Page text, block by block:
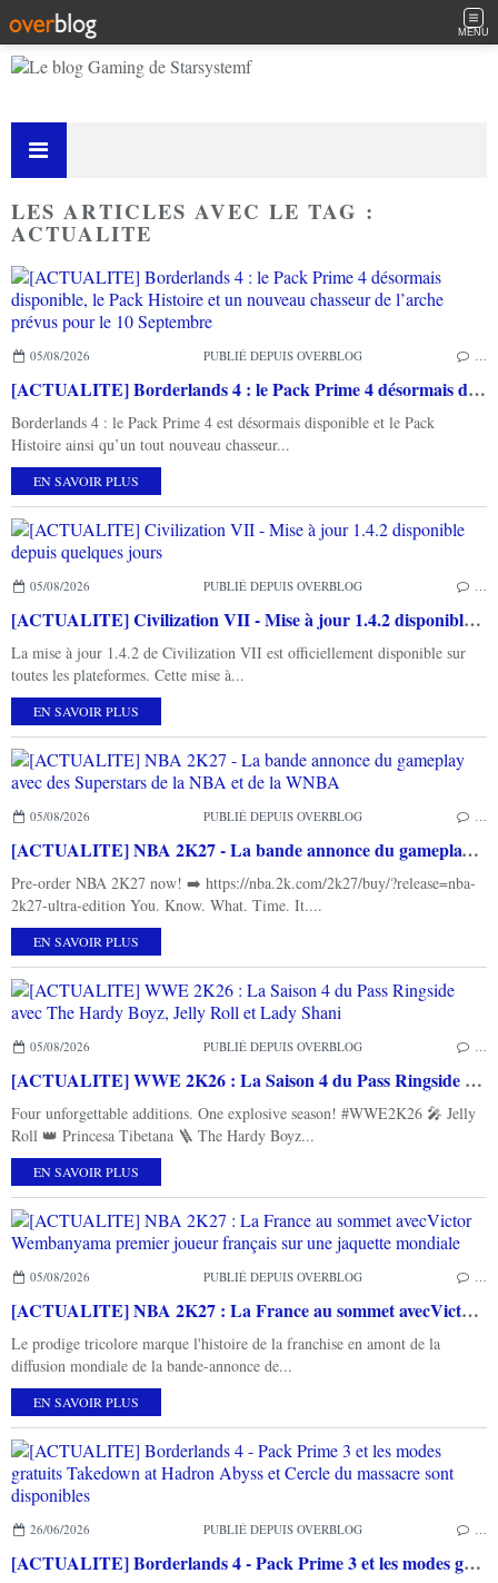
MENU
LES ARTICLES AVEC LE TAG :
ACTUALITE
05/08/2026 PUBLIÉ DEPUIS OVERBLOG
[ACTUALITE] Borderlands 4 : le Pack Prime 4 désormais disponible, le Pack Histoire et un nouveau chasseur de l’arche prévus pour le 10 Septembre
Borderlands 4 : le Pack Prime 4 est désormais disponible et le Pack
Histoire ainsi qu’un tout nouveau chasseur...
EN SAVOIR PLUS
05/08/2026 PUBLIÉ DEPUIS OVERBLOG
[ACTUALITE] Civilization VII - Mise à jour 1.4.2 disponible depuis quelques jours
La mise à jour 1.4.2 de Civilization VII est officiellement disponible sur
toutes les plateformes. Cette mise à...
EN SAVOIR PLUS
05/08/2026 PUBLIÉ DEPUIS OVERBLOG
[ACTUALITE] NBA 2K27 - La bande annonce du gameplay avec des Superstars de la NBA et de la WNBA
Pre-order NBA 2K27 now! ➡️ https://nba.2k.com/2k27/buy/?release=nba-
2k27-ultra-edition You. Know. What. Time. It....
EN SAVOIR PLUS
05/08/2026 PUBLIÉ DEPUIS OVERBLOG
[ACTUALITE] WWE 2K26 : La Saison 4 du Pass Ringside avec The Hardy Boyz, Jelly Roll et Lady Shani
Four unforgettable additions. One explosive season! #WWE2K26 🎤 Jelly
Roll 👑 Princesa Tibetana 🪜 The Hardy Boyz...
EN SAVOIR PLUS
05/08/2026 PUBLIÉ DEPUIS OVERBLOG
[ACTUALITE] NBA 2K27 : La France au sommet avecVictor Wembanyama premier joueur français sur une jaquette mondiale
Le prodige tricolore marque l'histoire de la franchise en amont de la
diffusion mondiale de la bande-annonce de...
EN SAVOIR PLUS
26/06/2026 PUBLIÉ DEPUIS OVERBLOG
[ACTUALITE] Borderlands 4 - Pack Prime 3 et les modes gratuits Takedown at Hadron Abyss et Cercle du massacre sont disponibles